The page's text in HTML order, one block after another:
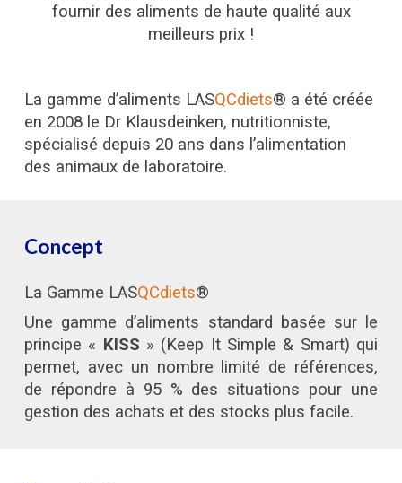
fournir des aliments de haute qualité aux
meilleurs prix !
La gamme d’aliments LASQCdiets® a été créée
en 2008 le Dr Klausdeinken, nutritionniste,
spécialisé depuis 20 ans dans l’alimentation
des animaux de laboratoire.
Concept
La Gamme LASQCdiets®
Une gamme d’aliments standard basée sur le
principe « KISS » (Keep It Simple & Smart) qui
permet, avec un nombre limité de références,
de répondre à 95 % des situations pour une
gestion des achats et des stocks plus facile.